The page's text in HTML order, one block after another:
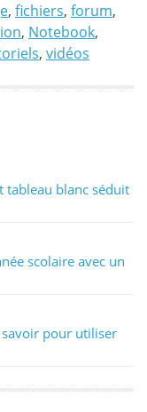
, fichiers, forum,
, Notebook,
, vidéos
tableau blanc séduit
scolaire avec un
pour utiliser